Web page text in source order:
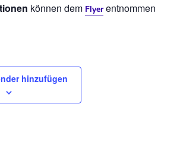
können dem Flyerentnommen
hinzufügen